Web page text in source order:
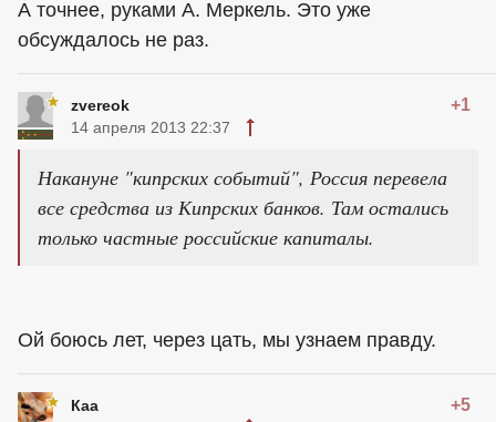
А точнее, руками А. Меркель. Это уже
обсуждалось не раз.
zvereok +1
14 апреля 2013 22:37
Накануне "кипрских событий", Россия перевела
все средства из Кипрских банков. Там остались
только частные российские капиталы.
Ой боюсь лет, через цать, мы узнаем правду.
Каа +5